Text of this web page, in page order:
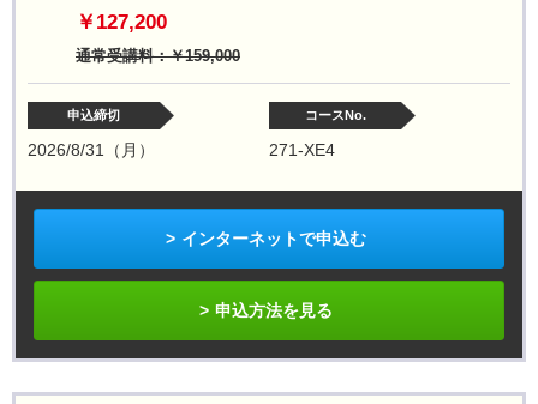
￥127,200
通常受講料：￥159,000
申込締切
2026/8/31（月）
コースNo.
271-XE4
インターネットで申込む
申込方法を見る